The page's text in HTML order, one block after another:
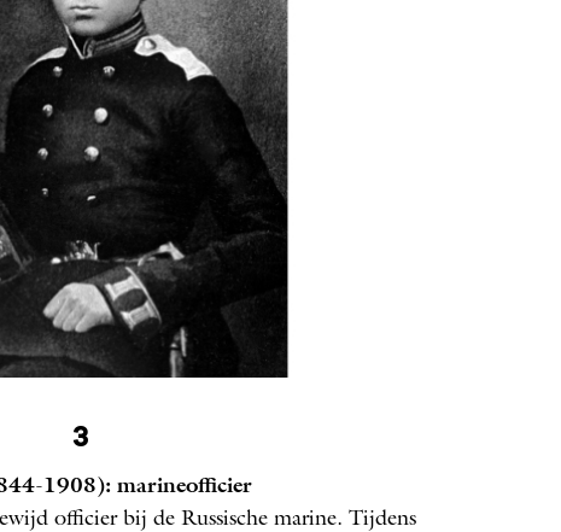
3
1908): marineofficier
officier bij de Russische marine. Tijdens